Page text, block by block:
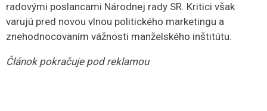
radovými poslancami Národnej rady SR. Kritici však
varujú pred novou vlnou politického marketingu a
znehodnocovaním vážnosti manželského inštitútu.
Článok pokračuje pod reklamou